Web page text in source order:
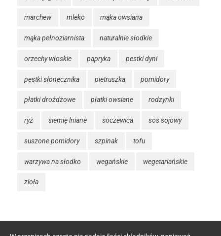
marchew mleko mąka owsiana
mąka pełnoziarnista naturalnie słodkie
orzechy włoskie papryka pestki dyni
pestki słonecznika pietruszka pomidory
płatki drożdżowe płatki owsiane rodzynki
ryż siemię lniane soczewica sos sojowy
suszone pomidory szpinak tofu
warzywa na słodko wegańskie wegetariańskie
zioła